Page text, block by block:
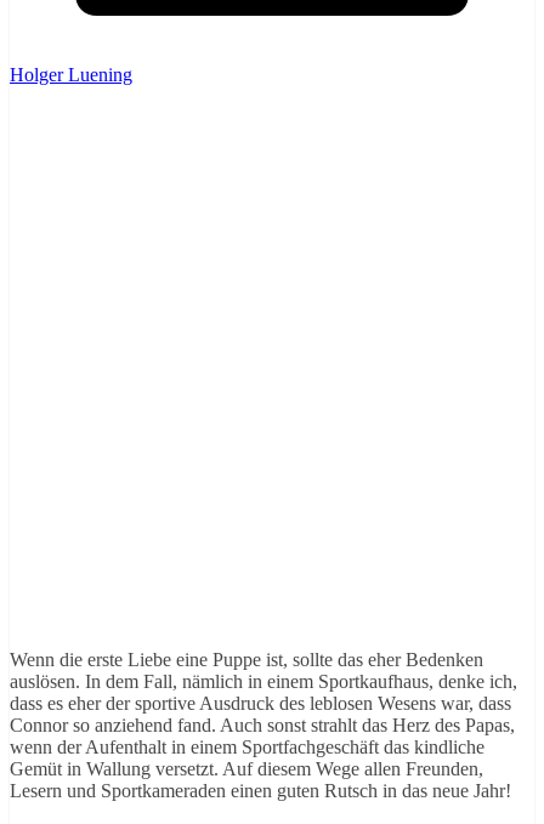
Holger Luening
Wenn die erste Liebe eine Puppe ist, sollte das eher Bedenken
auslösen. In dem Fall, nämlich in einem Sportkaufhaus, denke ich,
dass es eher der sportive Ausdruck des leblosen Wesens war, dass
Connor so anziehend fand. Auch sonst strahlt das Herz des Papas,
wenn der Aufenthalt in einem Sportfachgeschäft das kindliche
Gemüt in Wallung versetzt. Auf diesem Wege allen Freunden,
Lesern und Sportkameraden einen guten Rutsch in das neue Jahr!